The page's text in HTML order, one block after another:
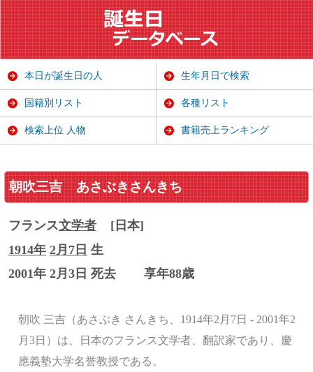
朝吹三吉 あさぶきさんきち
フランス文学者
[日本]
1914年 2月7日 生
2001年 2月3日 死去
享年88歳
朝吹 三吉（あさぶき さんきち、1914年2月7日 - 2001年2
月3日）は、日本のフランス文学者、翻訳家であり、慶
應義塾大学名誉教授である。
本日が誕生日の人 生年月日で検索
国籍別リスト 各種リスト
検索上位 人物 書籍売上ランキング